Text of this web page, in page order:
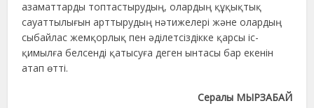
азаматтарды топтастырудың, олардың құқықтық
сауаттылығын арттырудың нәтижелері және олардың
сыбайлас жемқорлық пен әділетсіздікке қарсы іс-
қимылға белсенді қатысуға деген ынтасы бар екенін
атап өтті.
Сералы МЫРЗАБАЙ